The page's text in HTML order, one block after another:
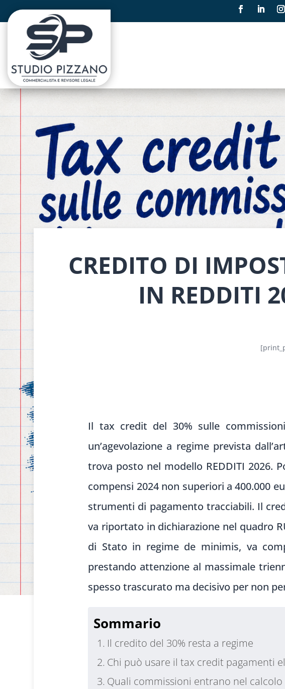
CREDITO DI
IN REDDITI
Il tax credit del 30% sulle
un’agevolazione a regime prevista
trova posto nel modello REDDITI 2026.
compensi 2024 non superiori a 400.000
strumenti di pagamento tracciabili. Il
va riportato in dichiarazione nel quadro
di Stato in regime de minimis, va
prestando attenzione al massimale
spesso trascurato ma decisivo per non
Sommario
Il credito del 30% resta a regime
Chi può usare il tax credit pagamenti
Quali commissioni entrano nel calcolo